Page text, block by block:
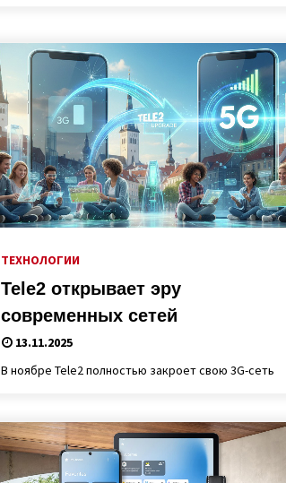
ТЕХНОЛОГИИ
Tele2 открывает эру
современных сетей
13.11.2025
В ноябре Tele2 полностью закроет свою 3G-сеть